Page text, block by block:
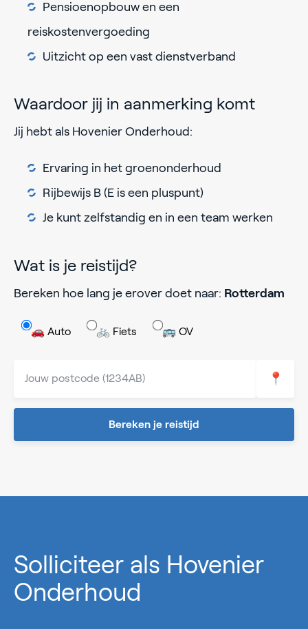
Pensioenopbouw en een
reiskostenvergoeding
Uitzicht op een vast dienstverband
Waardoor jij in aanmerking komt
Jij hebt als Hovenier Onderhoud:
Ervaring in het groenonderhoud
Rijbewijs B (E is een pluspunt)
Je kunt zelfstandig en in een team werken
Wat is je reistijd?
Bereken hoe lang je erover doet naar: Rotterdam
🚗 Auto 🚲 Fiets 🚌 OV
📍
Bereken je reistijd
Solliciteer als Hovenier
Onderhoud